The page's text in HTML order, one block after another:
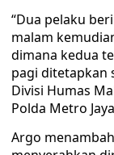
“Dua pelaku
malam
dimana kedua
pagi ditetapkan
Divisi Humas
Polda Metro
Argo